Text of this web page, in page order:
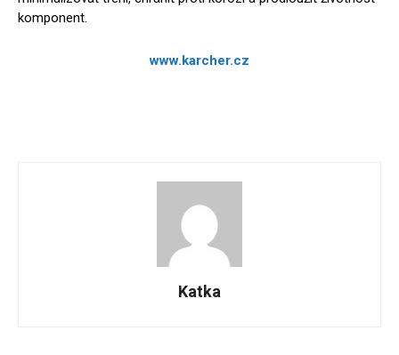
komponent.
www.karcher.cz
Katka